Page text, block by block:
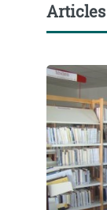
Articles